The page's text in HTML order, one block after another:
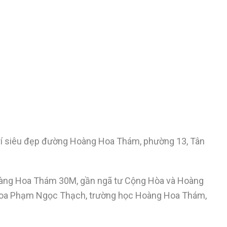
đẹp đường Hoàng Hoa Thám, phường 13, Tân
Hoa Thám 30M, gần ngã tư Cộng Hòa và Hoàng
Phạm Ngọc Thạch, trường học Hoàng Hoa Thám,